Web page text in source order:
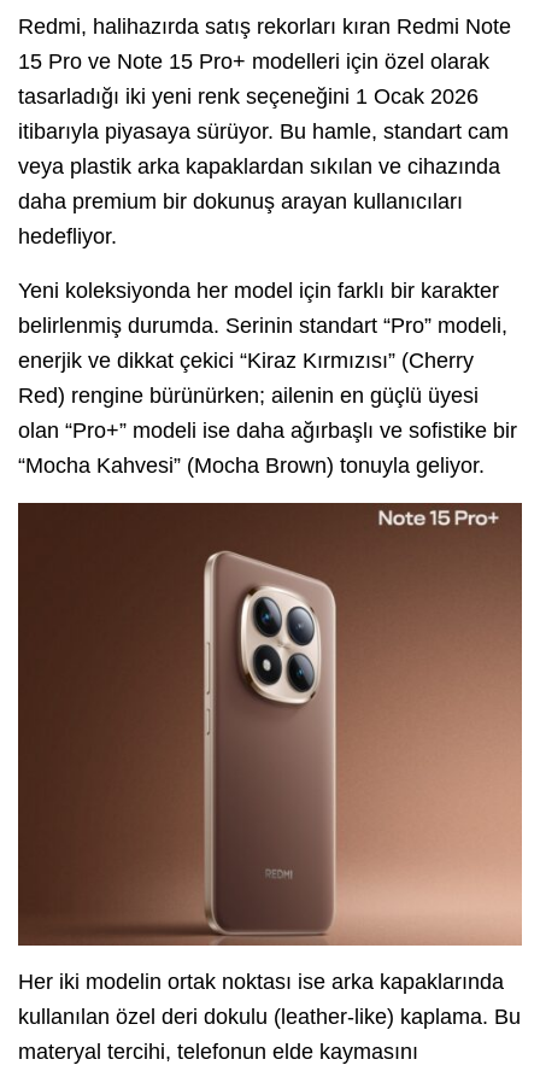
Redmi, halihazırda satış rekorları kıran Redmi Note
15 Pro ve Note 15 Pro+ modelleri için özel olarak
tasarladığı iki yeni renk seçeneğini 1 Ocak 2026
itibarıyla piyasaya sürüyor. Bu hamle, standart cam
veya plastik arka kapaklardan sıkılan ve cihazında
daha premium bir dokunuş arayan kullanıcıları
hedefliyor.
Yeni koleksiyonda her model için farklı bir karakter
belirlenmiş durumda. Serinin standart “Pro” modeli,
enerjik ve dikkat çekici “Kiraz Kırmızısı” (Cherry
Red) rengine bürünürken; ailenin en güçlü üyesi
olan “Pro+” modeli ise daha ağırbaşlı ve sofistike bir
“Mocha Kahvesi” (Mocha Brown) tonuyla geliyor.
Her iki modelin ortak noktası ise arka kapaklarında
kullanılan özel deri dokulu (leather-like) kaplama. Bu
materyal tercihi, telefonun elde kaymasını